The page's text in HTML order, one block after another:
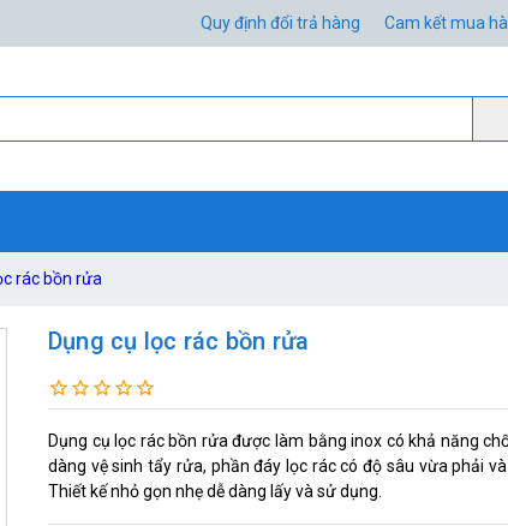
Quy định đổi trả hàng Cam kết mua
rác bồn rửa
Dụng cụ lọc rác bồn rửa
Dụng cụ lọc rác bồn rửa được làm bằng inox có khả năng
dàng vệ sinh tẩy rửa, phần đáy lọc rác có độ sâu vừa phải
Thiết kế nhỏ gọn nhẹ dễ dàng lấy và sử dụng.